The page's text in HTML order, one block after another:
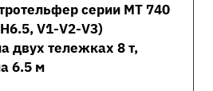
серии MT 740
V1-V2-V3)
двух тележках 8 т,
6.5 м